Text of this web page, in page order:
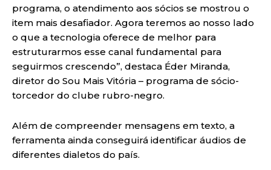
programa, o atendimento aos sócios se mostrou o
item mais desafiador. Agora teremos ao nosso lado
o que a tecnologia oferece de melhor para
estruturarmos esse canal fundamental para
seguirmos crescendo”, destaca Éder Miranda,
diretor do Sou Mais Vitória – programa de sócio-
torcedor do clube rubro-negro.
Além de compreender mensagens em texto, a
ferramenta ainda conseguirá identificar áudios de
diferentes dialetos do país.